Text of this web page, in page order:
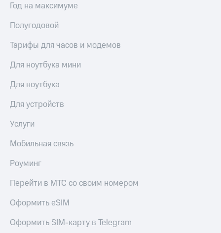
Год на максимуме
Полугодовой
Тарифы для часов и модемов
Для ноутбука мини
Для ноутбука
Для устройств
Услуги
Мобильная связь
Роуминг
Перейти в МТС со своим номером
Оформить eSIM
Оформить SIM-карту в Telegram